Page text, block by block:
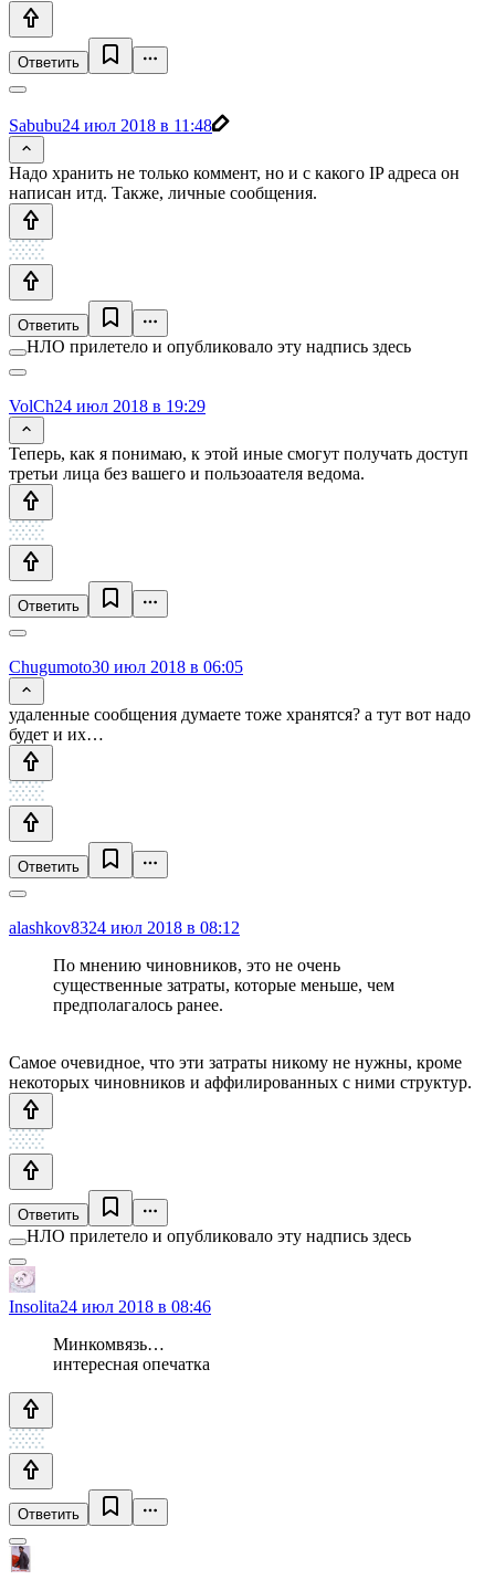
Ответить
Sabubu24 июл 2018 в 11:48
Надо хранить не только коммент, но и с какого IP адреса он
написан итд. Также, личные сообщения.
Ответить
НЛО прилетело и опубликовало эту надпись здесь
VolCh24 июл 2018 в 19:29
Теперь, как я понимаю, к этой иные смогут получать доступ
третьи лица без вашего и пользоаателя ведома.
Ответить
Chugumoto30 июл 2018 в 06:05
удаленные сообщения думаете тоже хранятся? а тут вот надо
будет и их…
Ответить
alashkov8324 июл 2018 в 08:12
По мнению чиновников, это не очень
существенные затраты, которые меньше, чем
предполагалось ранее.
Самое очевидное, что эти затраты никому не нужны, кроме
некоторых чиновников и аффилированных с ними структур.
Ответить
НЛО прилетело и опубликовало эту надпись здесь
Insolita24 июл 2018 в 08:46
Минкомвязь…
интересная опечатка
Ответить